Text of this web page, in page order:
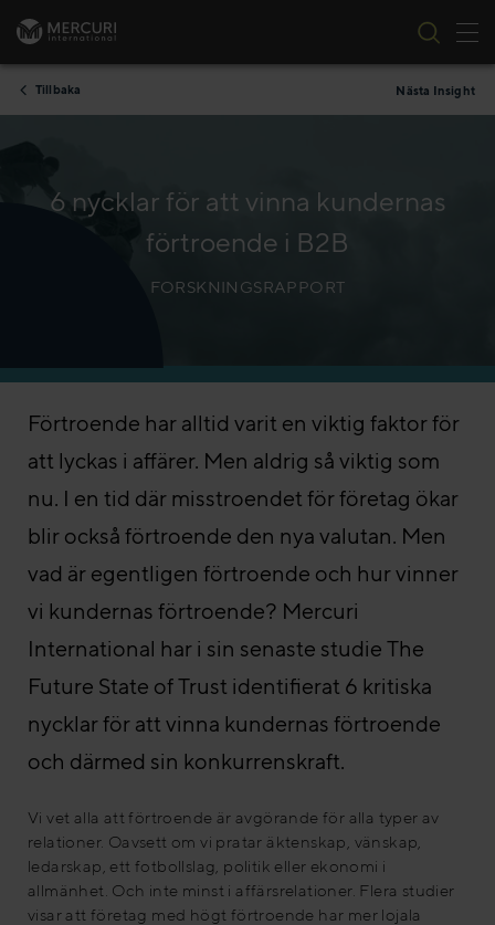
Skip to content
Tillbaka Nästa Insight
6 nycklar för att vinna kundernas
förtroende i B2B
FORSKNINGSRAPPORT
Förtroende har alltid varit en viktig faktor för
att lyckas i affärer. Men aldrig så viktig som
nu. I en tid där misstroendet för företag ökar
blir också förtroende den nya valutan. Men
vad är egentligen förtroende och hur vinner
vi kundernas förtroende? Mercuri
International har i sin senaste studie The
Future State of Trust identifierat 6 kritiska
nycklar för att vinna kundernas förtroende
och därmed sin konkurrenskraft.
Vi vet alla att förtroende är avgörande för alla typer av
relationer. Oavsett om vi pratar äktenskap, vänskap,
ledarskap, ett fotbollslag, politik eller ekonomi i
allmänhet. Och inte minst i affärsrelationer. Flera studier
visar att företag med högt förtroende har mer lojala